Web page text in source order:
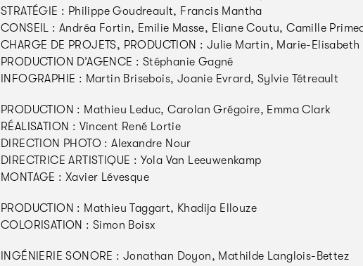
STRATÉGIE : Philippe Goudreault, Francis Mantha
CONSEIL : Andréa Fortin, Emilie Masse, Eliane Coutu, Camille
CHARGE DE PROJETS, PRODUCTION : Julie Martin, Marie-
PRODUCTION D’AGENCE : Stéphanie Gagné
INFOGRAPHIE : Martin Brisebois, Joanie Evrard, Sylvie Tétreault
PRODUCTION : Mathieu Leduc, Carolan Grégoire, Emma Clark
RÉALISATION : Vincent René Lortie
DIRECTION PHOTO : Alexandre Nour
DIRECTRICE ARTISTIQUE : Yola Van Leeuwenkamp
MONTAGE : Xavier Lévesque
PRODUCTION : Mathieu Taggart, Khadija Ellouze
COLORISATION : Simon Boisx
INGÉNIERIE SONORE : Jonathan Doyon, Mathilde Langlois-Bettez